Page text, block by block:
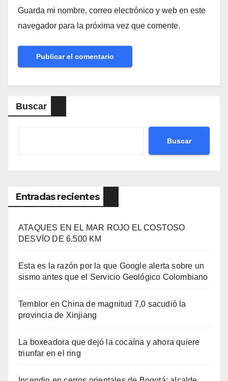
Guarda mi nombre, correo electrónico y web en este
navegador para la próxima vez que comente.
Buscar
Buscar
Entradas recientes
ATAQUES EN EL MAR ROJO EL COSTOSO
DESVÍO DE 6.500 KM
Esta es la razón por la que Google alerta sobre un
sismo antes que el Servicio Geológico Colombiano
Temblor en China de magnitud 7,0 sacudió la
provincia de Xinjiang
La boxeadora que dejó la cocaína y ahora quiere
triunfar en el ring​